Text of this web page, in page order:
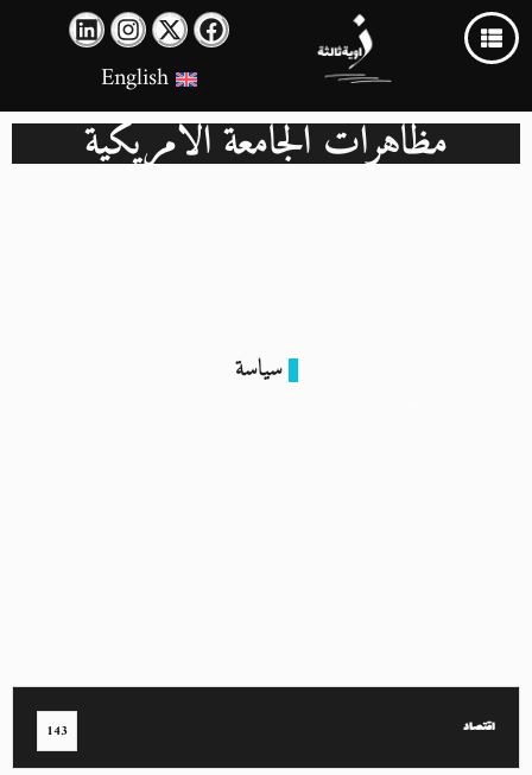
English
مظاهرات الجامعة الامريكية
سياسة
اقتصاد 143